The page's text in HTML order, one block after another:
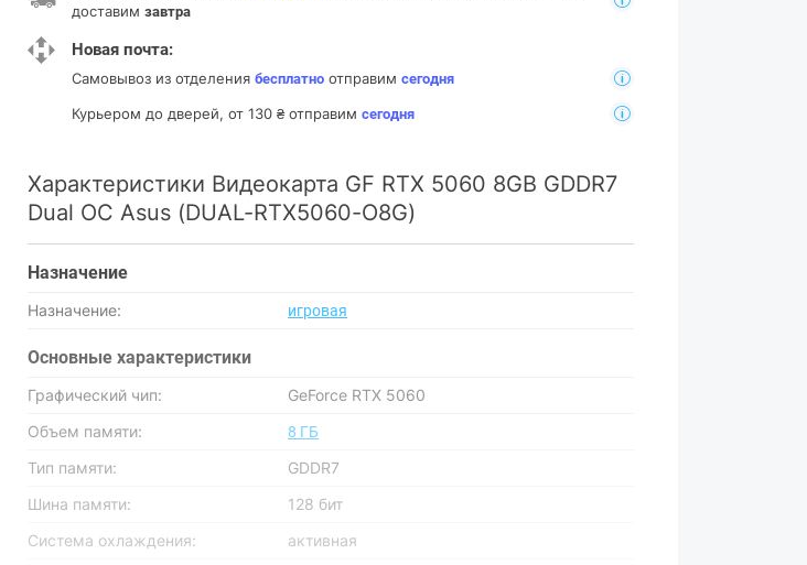
доставим завтра
Новая почта:
Самовывоз из отделения бесплатно отправим сегодня
Курьером до дверей, от 130 ₴ отправим сегодня
Характеристики Видеокарта GF RTX 5060 8GB GDDR7
Dual OC Asus (DUAL-RTX5060-O8G)
Назначение
Назначение: игровая
Основные характеристики
Графический чип:
GeForce RTX 5060
Объем памяти:
8 ГБ
Тип памяти:
GDDR7
Шина памяти:
128 бит
Система охлаждения:
активная